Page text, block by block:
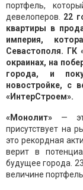
портфель,
девелоперов. 22
квартиры в
империя,
Севастополя. ГК
окраинах, на
города, и
новостройке, с
«ИнтерСтроем».
«Монолит» —
присутствует на
это рекордная
верит в
будущее города.
величине